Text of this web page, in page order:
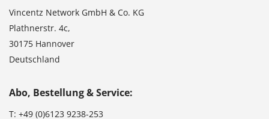
Vincentz Network GmbH & Co. KG
Plathnerstr. 4c,
30175 Hannover
Deutschland
Abo, Bestellung & Service:
T: +49 (0)6123 9238-253